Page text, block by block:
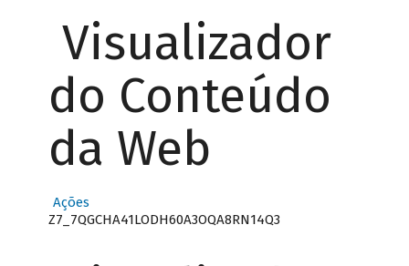
Visualizador
do Conteúdo
da Web
Ações
Z7_7QGCHA41LODH60A3OQA8RN14Q3